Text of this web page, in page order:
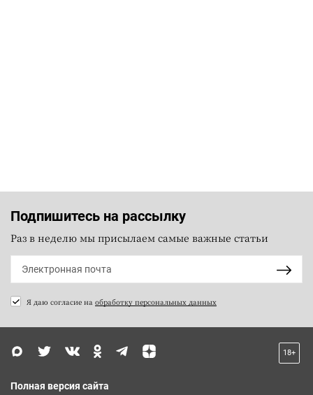
Подпишитесь на рассылку
Раз в неделю мы присылаем самые важные статьи
Я даю согласие на обработку персональных данных
18+
Полная версия сайта